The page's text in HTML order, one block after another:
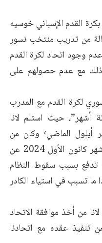
بكرة القدم الإسباني خوسيه
من تدريب منتخب نسور
وجود اتحاد لكرة القدم
ذلك مع عدم حصولهم على
لكرة القدم مع المدرب
أشهر”، حيث استلم لانا
وكادره المساعد المهمة في شهر أيلول الماضي٬ وكان من
المفترض أن تدفع الرواتب في شهر كانون الأول 2024 عن
الماضية٬ لكنها لم تدفع بسبب سقوط النظام
ما تسبب في استياء الكادر
من أخذ موافقة الاتحاد
تنفيذ عقده مع اتحادنا